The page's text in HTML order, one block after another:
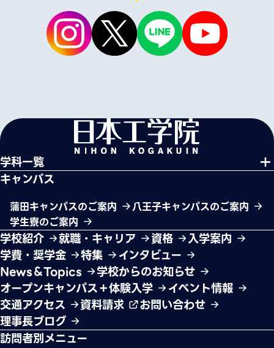
学科一覧
キャンパス
蒲田キャンパスのご案内
八王子キャンパスのご案内
学生寮のご案内
学校紹介 就職・キャリア 資格
入学案内
学費・奨学金
特集
インタビュー
News＆Topics
学校からのお知らせ
オープンキャンパス＋体験入学
イベント情報
交通アクセス
資料請求
お問い合わせ
理事長ブログ
訪問者別メニュー